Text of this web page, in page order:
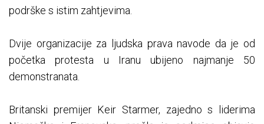
podrške s istim zahtjevima.
Dvije organizacije za ljudska prava navode da je od
početka protesta u Iranu ubijeno najmanje 50
demonstranata.
Britanski premijer Keir Starmer, zajedno s liderima